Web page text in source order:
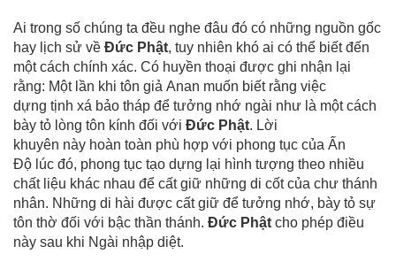
Ai trong số chúng ta đều nghe đâu đó có những nguồn gốc
hay lịch sử về Đức Phật, tuy nhiên khó ai có thể biết đến
một cách chính xác. Có huyền thoại được ghi nhận lại
rằng: Một lần khi tôn giả Anan muốn biết rằng việc
dựng tịnh xá bảo tháp để tưởng nhớ ngài như là một cách
bày tỏ lòng tôn kính đối với Đức Phật. Lời
khuyên này hoàn toàn phù hợp với phong tục của Ấn
Độ lúc đó, phong tục tạo dựng lại hình tượng theo nhiều
chất liệu khác nhau để cất giữ những di cốt của chư thánh
nhân. Những di hài được cất giữ để tưởng nhớ, bày tỏ sự
tôn thờ đối với bậc thần thánh. Đức Phật cho phép điều
này sau khi Ngài nhập diệt.